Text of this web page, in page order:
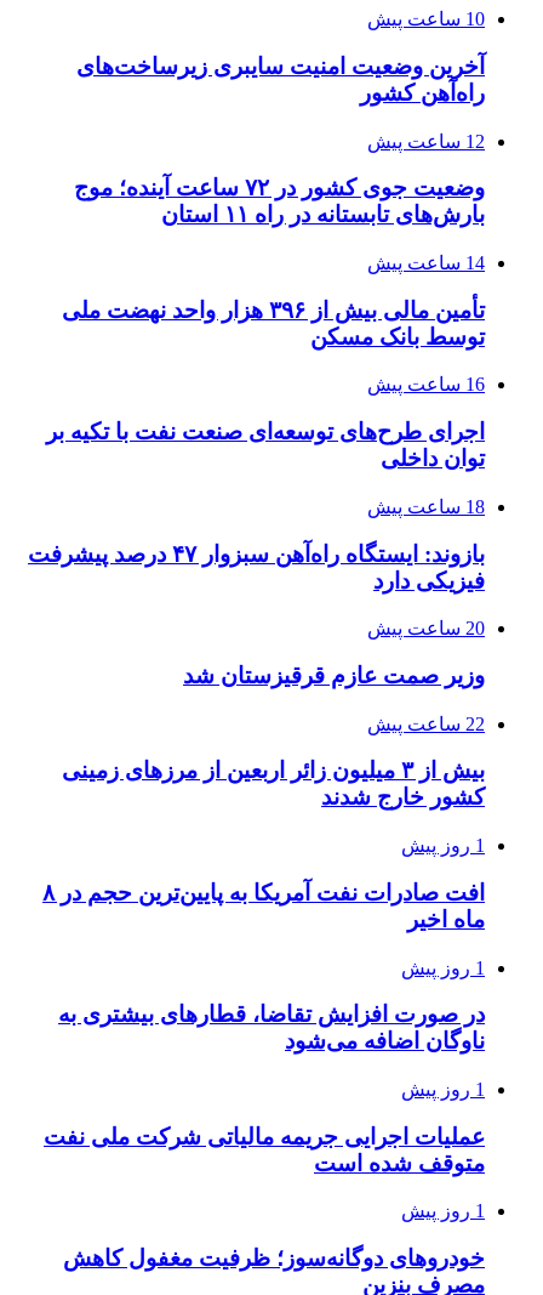
10 ساعت پیش
آخرین وضعیت امنیت سایبری زیرساخت‌های
راه‌آهن کشور
12 ساعت پیش
وضعیت جوی کشور در ۷۲ ساعت آینده؛ موج
بارش‌های تابستانه در راه ۱۱ استان
14 ساعت پیش
تأمین مالی بیش از ۳۹۶ هزار واحد نهضت ملی
توسط بانک مسکن
16 ساعت پیش
اجرای طرح‌های توسعه‌ای صنعت نفت با تکیه بر
توان داخلی
18 ساعت پیش
بازوند: ایستگاه راه‌آهن سبزوار ۴۷ درصد پیشرفت
فیزیکی دارد
20 ساعت پیش
وزیر صمت عازم قرقیزستان شد
22 ساعت پیش
بیش از ۳ میلیون زائر اربعین از مرزهای زمینی
کشور خارج شدند
1 روز پیش
افت صادرات نفت آمریکا به پایین‌ترین حجم در ۸
ماه اخیر
1 روز پیش
در صورت افزایش تقاضا، قطارهای بیشتری به
ناوگان اضافه می‌شود
1 روز پیش
عملیات اجرایی جریمه مالیاتی شرکت ملی نفت
متوقف شده است
1 روز پیش
خودروهای دوگانه‌سوز؛ ظرفیت مغفول کاهش
مصرف بنزین